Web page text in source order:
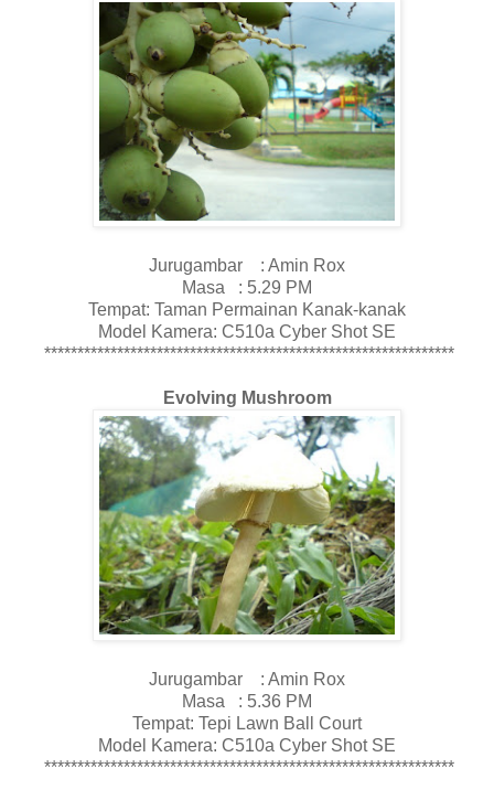
Jurugambar : Amin Rox
Masa : 5.29 PM
Tempat: Taman Permainan Kanak-kanak
Model Kamera: C510a Cyber Shot SE
**************************************************************
Evolving Mushroom
Jurugambar : Amin Rox
Masa : 5.36 PM
Tempat: Tepi Lawn Ball Court
Model Kamera: C510a Cyber Shot SE
**************************************************************